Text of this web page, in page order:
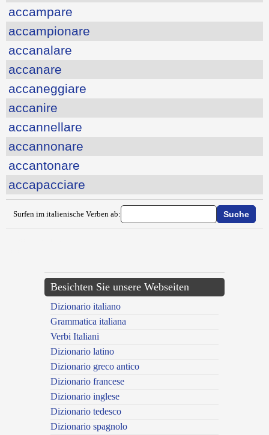
accampare
accampionare
accanalare
accanare
accaneggiare
accanire
accannellare
accannonare
accantonare
accapacciare
Surfen im italienische Verben ab:
Besichten Sie unsere Webseiten
Dizionario italiano
Grammatica italiana
Verbi Italiani
Dizionario latino
Dizionario greco antico
Dizionario francese
Dizionario inglese
Dizionario tedesco
Dizionario spagnolo